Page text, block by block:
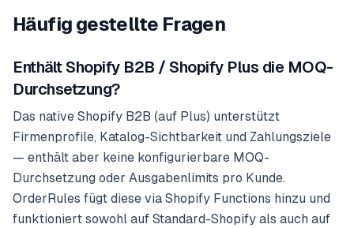
Häufig gestellte Fragen
Enthält Shopify B2B / Shopify Plus die MOQ-
Durchsetzung?
Das native Shopify B2B (auf Plus) unterstützt
Firmenprofile, Katalog-Sichtbarkeit und Zahlungsziele
— enthält aber keine konfigurierbare MOQ-
Durchsetzung oder Ausgabenlimits pro Kunde.
OrderRules fügt diese via Shopify Functions hinzu und
funktioniert sowohl auf Standard-Shopify als auch auf